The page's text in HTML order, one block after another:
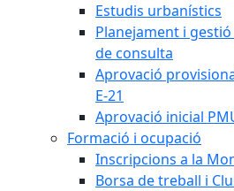
Estudis urbanístics
Planejament i
de consulta
Aprovació
E-21
Aprovació inicial
Formació i ocupació
Inscripcions a la
Borsa de treball i